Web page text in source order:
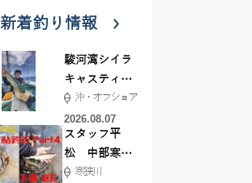
新着釣り情報
駿河湾シイラ
キャスティン
グ行ってきま
した！
沖・オフショア
2026.08.07
スタッフ平
松 中部寒狭
川アユ釣行
寒狭川